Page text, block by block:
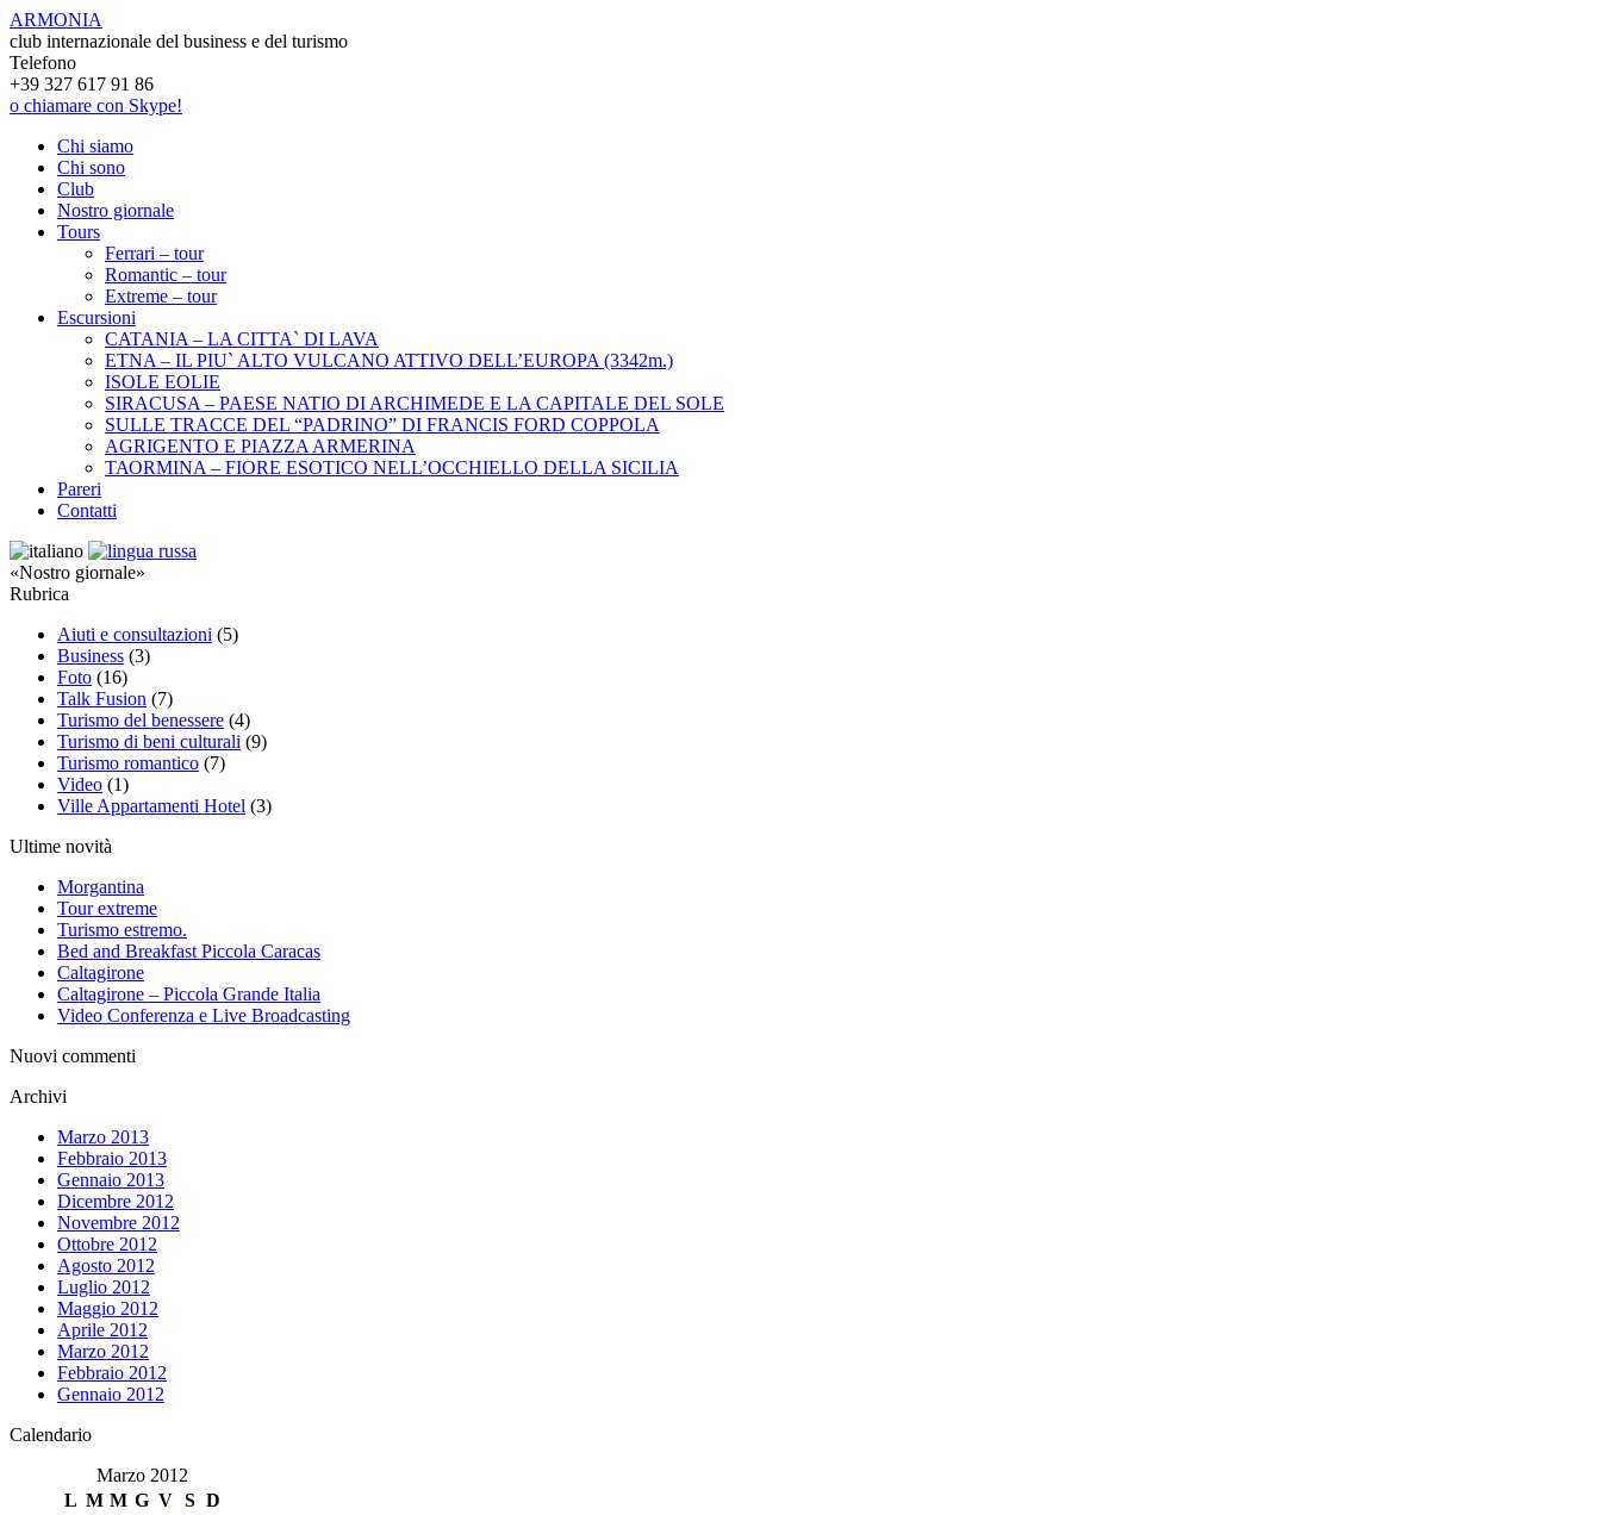
ARMONIA
club internazionale del business e del turismo
Telefono
+39 327 617 91 86
o chiamare con Skype!
Chi siamo
Chi sono
Club
Nostro giornale
Tours
Ferrari – tour
Romantic – tour
Extreme – tour
Escursioni
CATANIA – LA CITTA` DI LAVA
ETNA – IL PIU` ALTO VULCANO ATTIVO DELL’EUROPA (3342m.)
ISOLE EOLIE
SIRACUSA – PAESE NATIO DI ARCHIMEDE E LA CAPITALE DEL SOLE
SULLE TRACCE DEL “PADRINO” DI FRANCIS FORD COPPOLA
АGRIGENTO E PIAZZA ARMERINA
ТАОRMINA – FIORE ESOTICO NELL’OCCHIELLO DELLA SICILIA
Pareri
Contatti
«Nostro giornale»
Rubrica
Aiuti e consultazioni (5)
Business (3)
Foto (16)
Talk Fusion (7)
Turismo del benessere (4)
Turismo di beni culturali (9)
Turismo romantico (7)
Video (1)
Ville Appartamenti Hotel (3)
Ultime novità
Morgantina
Tour extreme
Turismo estremo.
Bed and Breakfast Piccola Caracas
Caltagirone
Caltagirone – Piccola Grande Italia
Video Conferenza e Live Broadcasting
Nuovi commenti
Archivi
Marzo 2013
Febbraio 2013
Gennaio 2013
Dicembre 2012
Novembre 2012
Ottobre 2012
Agosto 2012
Luglio 2012
Maggio 2012
Aprile 2012
Marzo 2012
Febbraio 2012
Gennaio 2012
Calendario
Marzo 2012
L M M G V S D